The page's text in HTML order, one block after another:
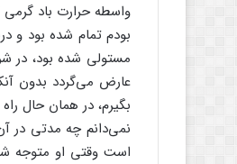
واسطه حرارت باد
بودم تمام شده بود و
مستولى شده بود، در
عارض مى‌‌گردد بدون
بگیرم، در همان حال
نمى‌‌دانم چه مدتى در
است وقتى او متوجه